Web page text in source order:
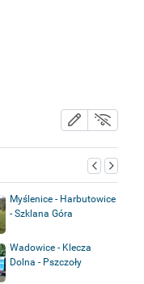
Myślenice - Harbutowice
- Szklana Góra
Wadowice - Klecza
Dolna - Pszczoły